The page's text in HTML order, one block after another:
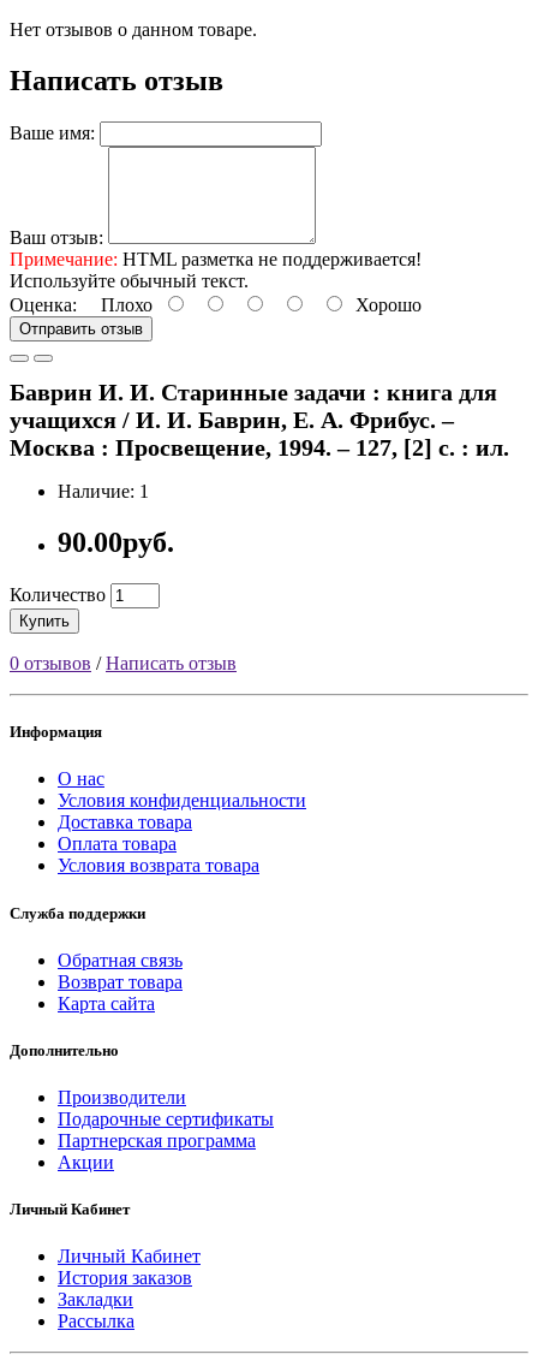
Нет отзывов о данном товаре.
Написать отзыв
Ваше имя:
Ваш отзыв:
Примечание: HTML разметка не поддерживается!
Используйте обычный текст.
Оценка: Плохо Хорошо
Отправить отзыв
Баврин И. И. Старинные задачи : книга для
учащихся / И. И. Баврин, Е. А. Фрибус. –
Москва : Просвещение, 1994. – 127, [2] с. : ил.
Наличие: 1
90.00руб.
Количество
Купить
0 отзывов /Написать отзыв
Информация
О нас
Условия конфиденциальности
Доставка товара
Оплата товара
Условия возврата товара
Служба поддержки
Обратная связь
Возврат товара
Карта сайта
Дополнительно
Производители
Подарочные сертификаты
Партнерская программа
Акции
Личный Кабинет
Личный Кабинет
История заказов
Закладки
Рассылка